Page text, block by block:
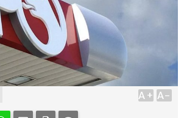
A+ A-